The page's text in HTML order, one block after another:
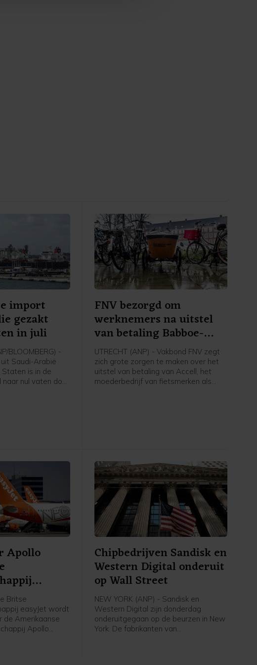
import
gezakt
in juli
BLOOMBERG) -
Saudi-Arabië
is in de
nul vaten door
olie is
FNV bezorgd om
werknemers na uitstel
van betaling Babboe-
moeder
UTRECHT (ANP) - Vakbond FNV zegt
zich grote zorgen te maken over het
uitstel van betaling van Accell, het
moederbedrijf van fietsmerken als
hun baan, inkomen en toekomst, aldus
de grootste vakbond van Nederland.
Apollo
Britse
easyJet wordt
de Amerikaanse
Apollo
Chipbedrijven Sandisk en
Western Digital onderuit
op Wall Street
NEW YORK (ANP) - Sandisk en
Western Digital zijn donderdag
onderuitgegaan op de beurzen in New
York. De fabrikanten van